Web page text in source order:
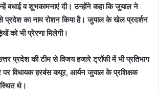
बधाई व शुभकामनाएं दी। उन्होंने कहा कि जुयाल ने
का नाम रोशन किया है। जुयाल के खेल प्रदर्शन
को भी प्रेरणा मिलेगी।
प्रदेश की टीम से विजय हजारे ट्रॉफी में भी प्रतिभाग
विधायक हरबंस कपूर, आर्यन जुयाल के प्रशिक्षक
थे।